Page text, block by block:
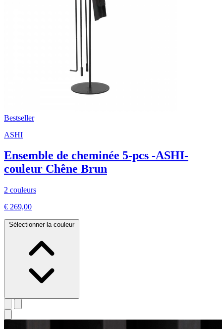
Bestseller
ASHI
Ensemble de cheminée 5-pcs -ASHI-
couleur Chêne Brun
2 couleurs
€ 269,00
Sélectionner la couleur